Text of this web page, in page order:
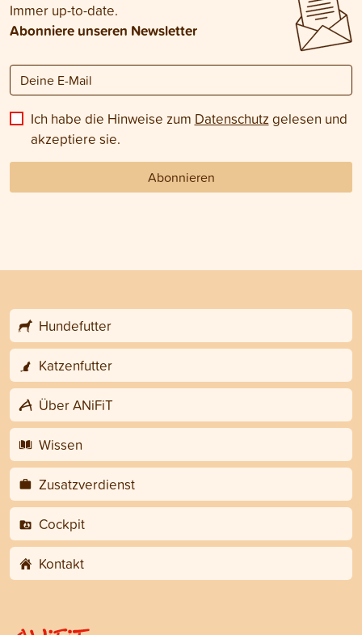
Immer up-to-date.
Abonniere unseren Newsletter
Ich habe die Hinweise zum Datenschutz gelesen und
akzeptiere sie.
Abonnieren
Hundefutter
Katzenfutter
Über ANiFiT
Wissen
Zusatzverdienst
Cockpit
Kontakt